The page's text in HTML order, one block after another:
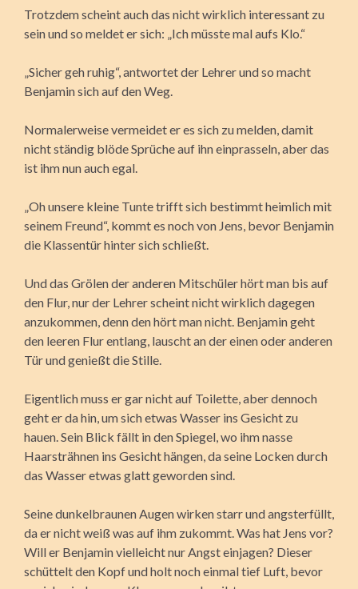
Trotzdem scheint auch das nicht wirklich interessant zu
sein und so meldet er sich: „Ich müsste mal aufs Klo.“
„Sicher geh ruhig“, antwortet der Lehrer und so macht
Benjamin sich auf den Weg.
Normalerweise vermeidet er es sich zu melden, damit
nicht ständig blöde Sprüche auf ihn einprasseln, aber das
ist ihm nun auch egal.
„Oh unsere kleine Tunte trifft sich bestimmt heimlich mit
seinem Freund“, kommt es noch von Jens, bevor Benjamin
die Klassentür hinter sich schließt.
Und das Grölen der anderen Mitschüler hört man bis auf
den Flur, nur der Lehrer scheint nicht wirklich dagegen
anzukommen, denn den hört man nicht. Benjamin geht
den leeren Flur entlang, lauscht an der einen oder anderen
Tür und genießt die Stille.
Eigentlich muss er gar nicht auf Toilette, aber dennoch
geht er da hin, um sich etwas Wasser ins Gesicht zu
hauen. Sein Blick fällt in den Spiegel, wo ihm nasse
Haarsträhnen ins Gesicht hängen, da seine Locken durch
das Wasser etwas glatt geworden sind.
Seine dunkelbraunen Augen wirken starr und angsterfüllt,
da er nicht weiß was auf ihm zukommt. Was hat Jens vor?
Will er Benjamin vielleicht nur Angst einjagen? Dieser
schüttelt den Kopf und holt noch einmal tief Luft, bevor